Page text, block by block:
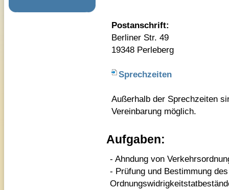
Postanschrift:
Berliner Str. 49
19348 Perleberg
Sprechzeiten
Außerhalb der Sprechzeiten
Vereinbarung möglich.
Aufgaben:
- Ahndung von
- Prüfung und Bestimmung